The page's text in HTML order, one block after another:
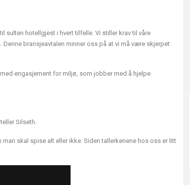
sulten hotellgjest i hvert tilfelle. Vi stiller krav til våre
Denne bransjeavtalen minner oss på at vi må være skjerpet
engasjement for miljø, som jobber med å hjelpe
Silseth.
skal spise alt eller ikke. Siden tallerkenene hos oss er litt